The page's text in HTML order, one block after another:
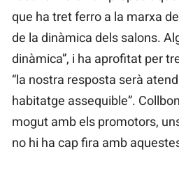
que ha tret ferro a la marxa
de la dinàmica dels salons.
dinàmica”, i ha aprofitat per
“la nostra resposta serà
habitatge assequible”.
mogut amb els promotors,
no hi ha cap fira amb